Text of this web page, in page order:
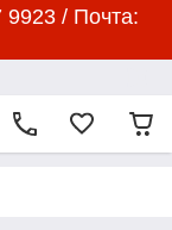
/ Почта: